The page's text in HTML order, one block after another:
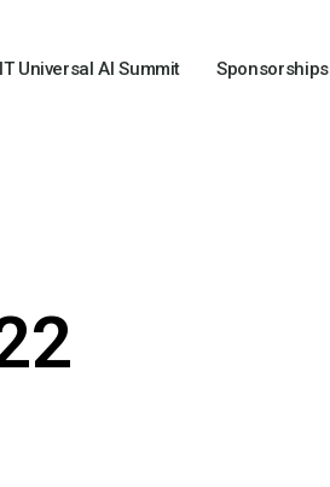
Universal AI Summit Sponsorships